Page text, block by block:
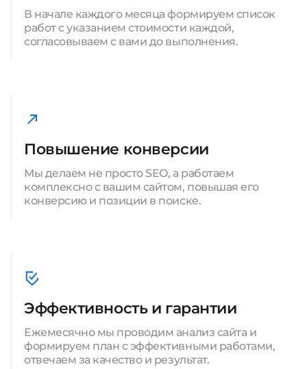
В начале каждого месяца формируем список
работ с указанием стоимости каждой,
согласовываем с вами до выполнения.
Повышение конверсии
Мы делаем не просто SEO, а работаем
комплексно с вашим сайтом, повышая его
конверсию и позиции в поиске.
Эффективность и гарантии
Ежемесячно мы проводим анализ сайта и
формируем план с эффективными работами,
отвечаем за качество и результат.